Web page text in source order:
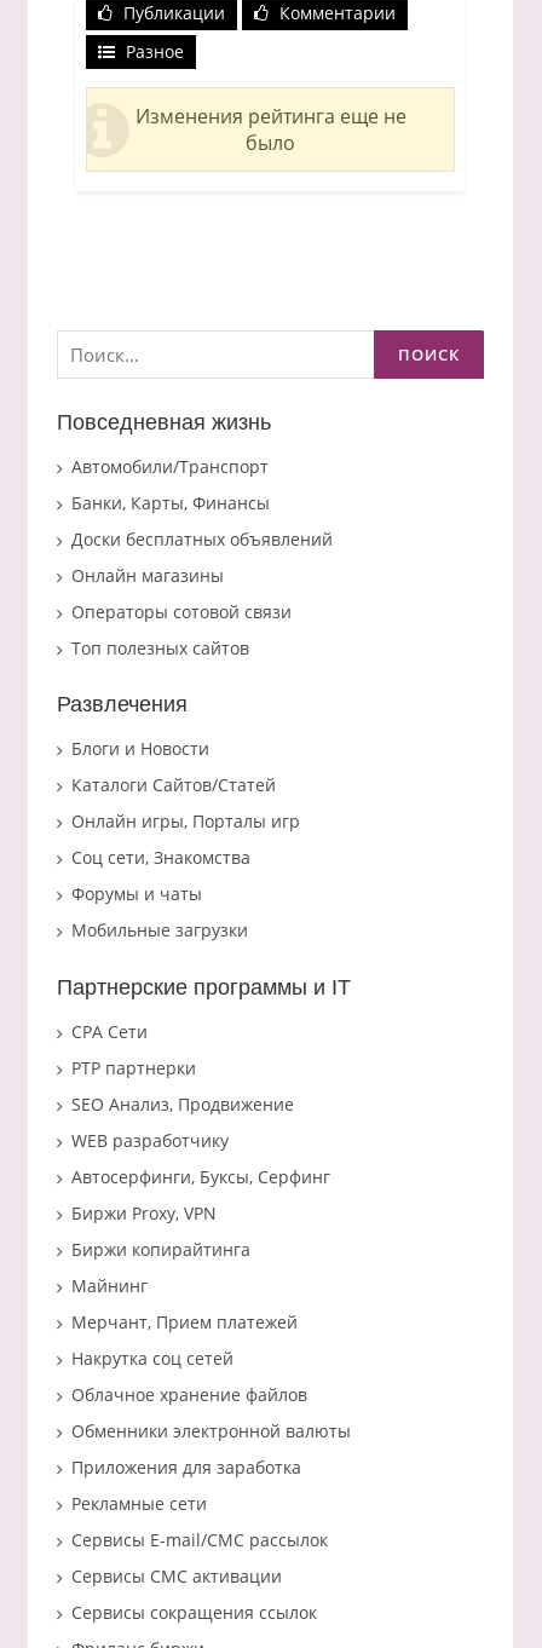
Публикации
Комментарии
Разное
Изменения рейтинга еще не
было
Найти:
Повседневная жизнь
Автомобили/Транспорт
Банки, Карты, Финансы
Доски бесплатных объявлений
Онлайн магазины
Операторы сотовой связи
Топ полезных сайтов
Развлечения
Блоги и Новости
Каталоги Сайтов/Статей
Онлайн игры, Порталы игр
Соц сети, Знакомства
Форумы и чаты
Мобильные загрузки
Партнерские программы и IT
CPA Сети
PTP партнерки
SEO Анализ, Продвижение
WEB разработчику
Автосерфинги, Буксы, Серфинг
Биржи Proxy, VPN
Биржи копирайтинга
Майнинг
Мерчант, Прием платежей
Накрутка соц сетей
Облачное хранение файлов
Обменники электронной валюты
Приложения для заработка
Рекламные сети
Сервисы E-mail/СМС рассылок
Сервисы СМС активации
Сервисы сокращения ссылок